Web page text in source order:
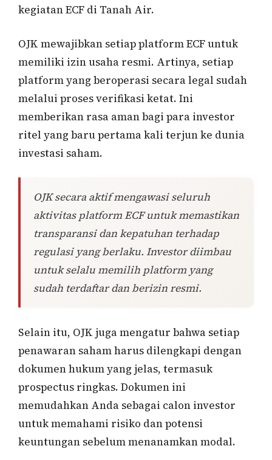
kegiatan ECF di Tanah Air.
OJK mewajibkan setiap platform ECF untuk
memiliki izin usaha resmi. Artinya, setiap
platform yang beroperasi secara legal sudah
melalui proses verifikasi ketat. Ini
memberikan rasa aman bagi para investor
ritel yang baru pertama kali terjun ke dunia
investasi saham.
OJK secara aktif mengawasi seluruh
aktivitas platform ECF untuk memastikan
transparansi dan kepatuhan terhadap
regulasi yang berlaku. Investor diimbau
untuk selalu memilih platform yang
sudah terdaftar dan berizin resmi.
Selain itu, OJK juga mengatur bahwa setiap
penawaran saham harus dilengkapi dengan
dokumen hukum yang jelas, termasuk
prospectus ringkas. Dokumen ini
memudahkan Anda sebagai calon investor
untuk memahami risiko dan potensi
keuntungan sebelum menanamkan modal.